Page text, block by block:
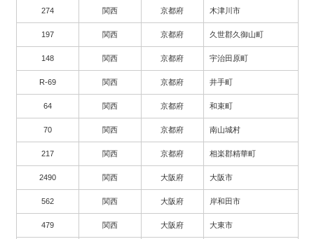
274 関西 京都府 木津川市
197 関西 京都府 久世郡久御山町
148 関西 京都府 宇治田原町
R-69 関西 京都府 井手町
64 関西 京都府 和束町
70 関西 京都府 南山城村
217 関西 京都府 相楽郡精華町
2490 関西 大阪府 大阪市
562 関西 大阪府 岸和田市
479 関西 大阪府 大東市